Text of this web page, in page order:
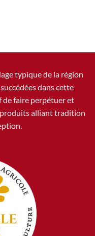
typique de la région
dans cette
faire perpétuer et
alliant tradition